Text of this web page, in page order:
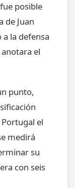
posible
de Juan
la defensa
el
punto,
el
medirá
su
con seis